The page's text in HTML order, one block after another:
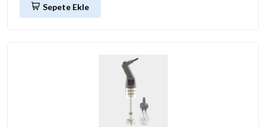
Sepete Ekle